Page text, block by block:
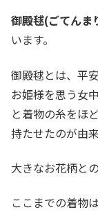
御殿毬(ごてんま
います。
御殿毬とは、平
お姫様を思う女
と着物の糸をほ
持たせたのが由
大きなお花柄と
ここまでの着物は